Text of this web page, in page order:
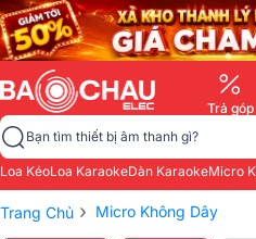
Trả góp
Bạn tìm thiết bị âm thanh gì?
Loa KéoLoa KaraokeDàn KaraokeMicro
Trang Chủ › Micro Không Dây